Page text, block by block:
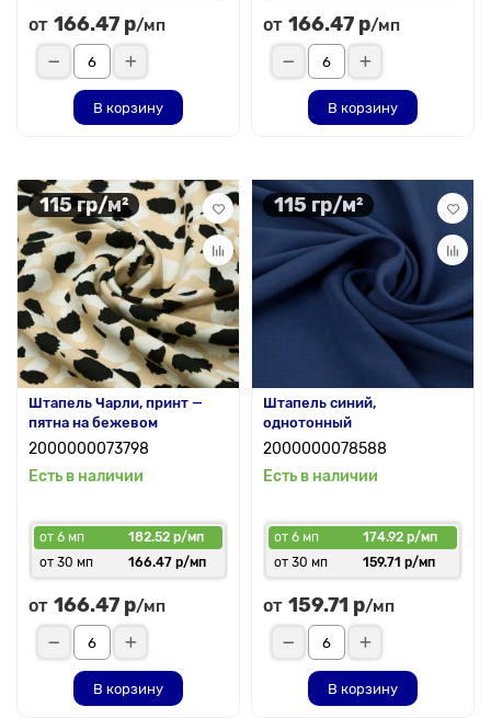
от 166.47 р/мп
В корзину
от 166.47 р/мп
В корзину
115 гр/м²
Штапель Чарли, принт —
пятна на бежевом
2000000073798
Есть в наличии
от 6 мп
182.52 р/мп
от 30 мп
166.47 р/мп
от 166.47 р/мп
В корзину
115 гр/м²
Штапель синий,
однотонный
2000000078588
Есть в наличии
от 6 мп
174.92 р/мп
от 30 мп
159.71 р/мп
от 159.71 р/мп
В корзину